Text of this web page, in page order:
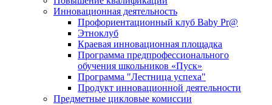
Инновационная деятельность
Профориентационный клуб Baby Pr@
Этноклуб
Краевая инновационная площадка
Программа предпрофессионального
обучения школьников «Пуск»
Программа "Лестница успеха"
Продукт инновационной деятельности
Предметные цикловые комиссии